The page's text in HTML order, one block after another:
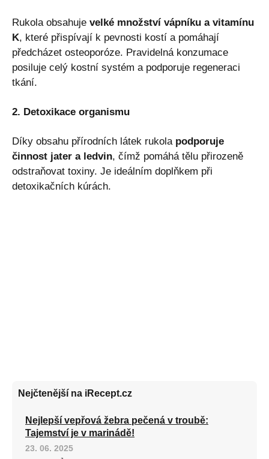
Rukola obsahuje velké množství vápníku a vitamínu
K, které přispívají k pevnosti kostí a pomáhají
předcházet osteoporóze. Pravidelná konzumace
posiluje celý kostní systém a podporuje regeneraci
tkání.
2. Detoxikace organismu
Díky obsahu přírodních látek rukola podporuje
činnost jater a ledvin, čímž pomáhá tělu přirozeně
odstraňovat toxiny. Je ideálním doplňkem při
detoxikačních kúrách.
Nejčtenější na iRecept.cz
Nejlepší vepřová žebra pečená v troubě:
Tajemství je v marinádě!
23. 06. 2025